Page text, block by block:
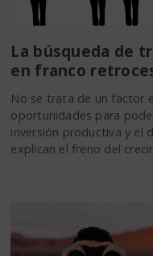
La búsqueda de
en franco
No se trata de un factor
oportunidades para
inversión productiva y el
explican el freno del